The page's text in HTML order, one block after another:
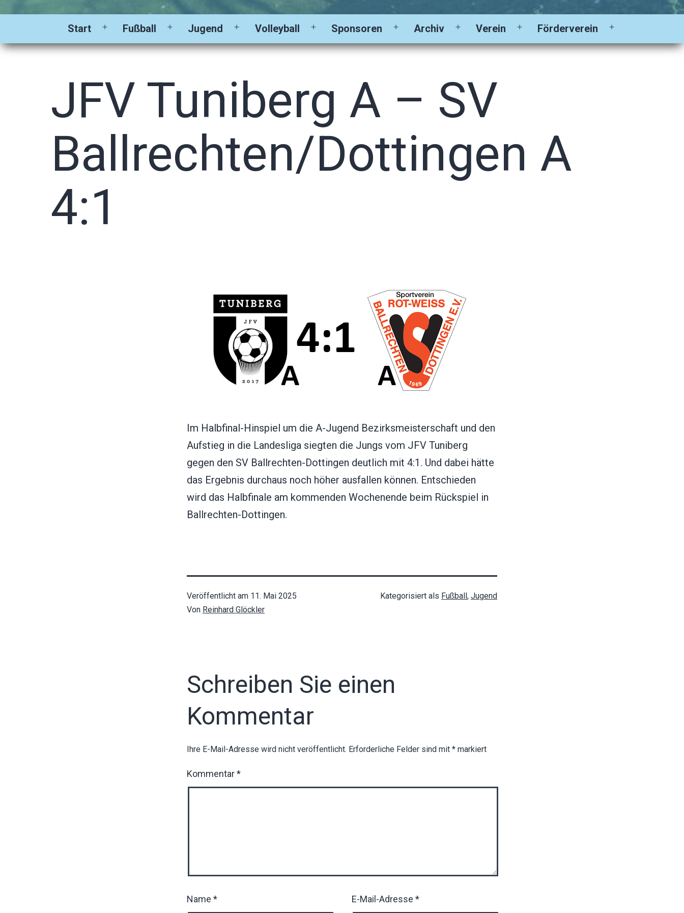
Start
Menü
öffnen
Fußball
Menü
öffnen
Jugend
Menü
öffnen
Volleyball
Menü
öffnen
Sponsoren
Menü
öffnen
Archiv
Menü
öffnen
Verein
Menü
öffnen
Förderverein
öffnen
JFV Tuniberg A – SV
Ballrechten/Dottingen A
4:1
Im Halbfinal-Hinspiel um die A-Jugend Bezirksmeisterschaft und den
Aufstieg in die Landesliga siegten die Jungs vom JFV Tuniberg
gegen den SV Ballrechten-Dottingen deutlich mit 4:1. Und dabei hätte
das Ergebnis durchaus noch höher ausfallen können. Entschieden
wird das Halbfinale am kommenden Wochenende beim Rückspiel in
Ballrechten-Dottingen.
Veröffentlicht am 11. Mai 2025
Von Reinhard Glöckler
Kategorisiert als Fußball , Jugend
Schreiben Sie einen
Kommentar
Ihre E-Mail-Adresse wird nicht veröffentlicht. Erforderliche Felder sind mit * markiert
Kommentar*
Name * E-Mail-Adresse *